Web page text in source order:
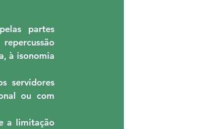
partes
à isonomia
servidores
ou com
a limitação